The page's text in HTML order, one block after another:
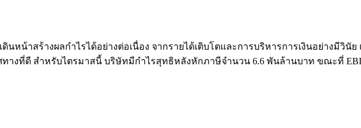
นหน้าสร้างผลกำไรได้อย่างต่อเนื่อง จากรายได้เติบโตและการบริหารการเงินอย่างมีวิ
างที่ดี สำหรับไตรมาสนี้ บริษัทมีกำไรสุทธิหลังหักภาษีจำนวน 6.6 พันล้านบาท ขณะที่